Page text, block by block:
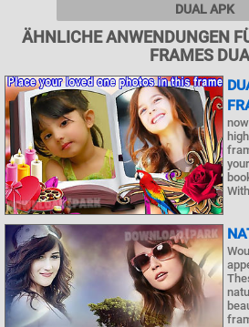
DUAL APK
ÄHNLICHE ANWENDUNGEN
FRAMES